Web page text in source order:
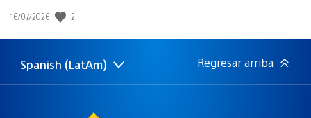
Fecha
publicación:
16/07/2026 2
Elige
una
Región
actual:
Spanish (LatAm) Regresar arriba